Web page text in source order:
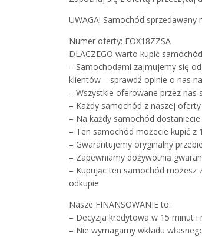
UWAGA! Samochód
Numer oferty: FOX18ZZSA
DLACZEGO warto kupić
– Samochodami zajmujemy się
klientów – sprawdź opinie o nas
– Wszystkie oferowane przez nas
– Każdy samochód z naszej
– Na każdy samochód
– Ten samochód możecie kupić z
– Gwarantujemy oryginalny
– Zapewniamy dożywotnią
– Kupując ten samochód możesz
odkupie
Nasze FINANSOWANIE to:
– Decyzja kredytowa w 15 minut i
– Nie wymagamy wkładu